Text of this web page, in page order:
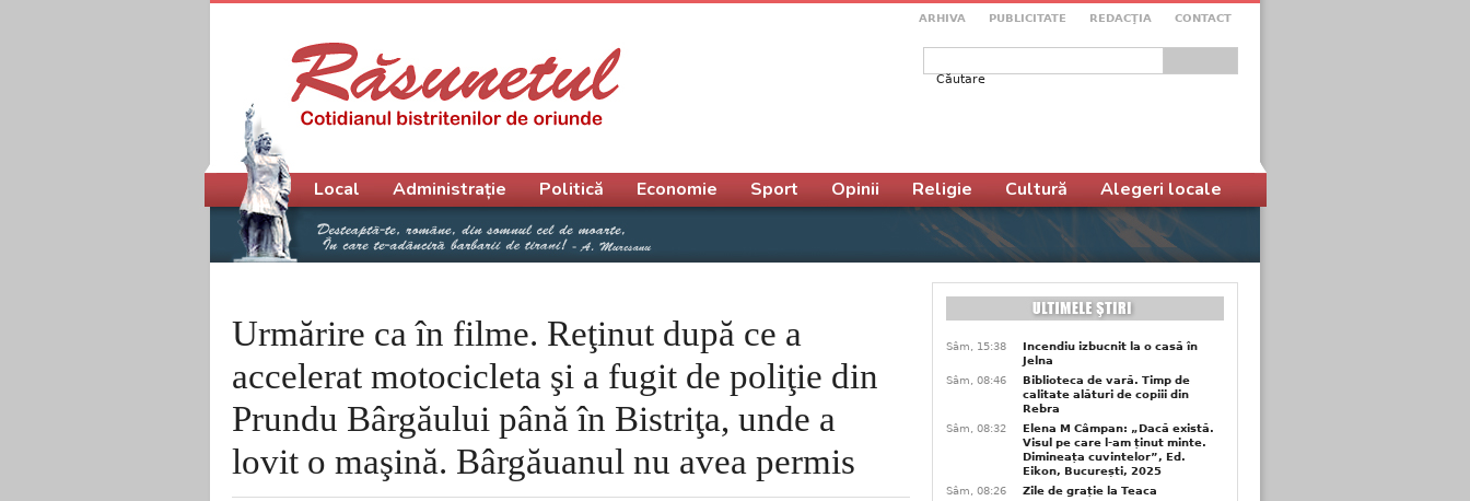
ARHIVA PUBLICITATE REDACŢIA CONTACT
Formular de căutare
Urmărire ca în filme. Reţinut după ce a
accelerat motocicleta şi a fugit de poliţie din
Prundu Bârgăului până în Bistriţa, unde a
lovit o maşină. Bârgăuanul nu avea permis
Meniu principal
Local Administrație Politică Economie Sport Opinii Religie Cultură Alegeri locale
Sâm, 15:38
Incendiu izbucnit la o casă în
Jelna
Sâm, 08:46
Biblioteca de vară. Timp de
calitate alături de copiii din
Rebra
Sâm, 08:32
Elena M Câmpan: „Dacă există.
Visul pe care l-am ținut minte.
Dimineața cuvintelor”, Ed.
Eikon, București, 2025
Sâm, 08:26
Zile de grație la Teaca